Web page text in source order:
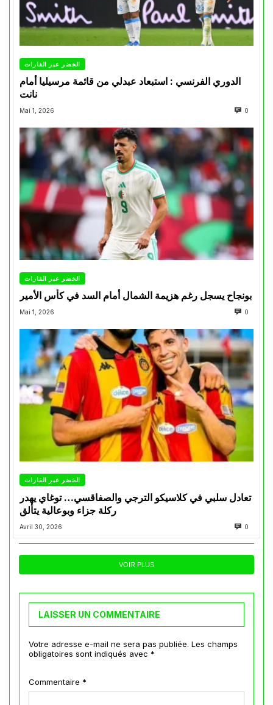
الخضر عبر القارات
الدوري الفرنسي : استبعاد عبدلي من قائمة مرسيليا أمام
نانت
Mai 1, 2026 0
الخضر عبر القارات
بونجاح يسجل رغم هزيمة الشمال أمام السد في كأس الأمير
Mai 1, 2026 0
الخضر عبر القارات
تعادل سلبي في كلاسيكو الترجي والصفاقسي… توغاي يهدر
ركلة جزاء وبوعالية يتألق
Avril 30, 2026 0
VOIR PLUS
LAISSER UN COMMENTAIRE
Votre adresse e-mail ne sera pas publiée. Les champs
obligatoires sont indiqués avec *
Commentaire *